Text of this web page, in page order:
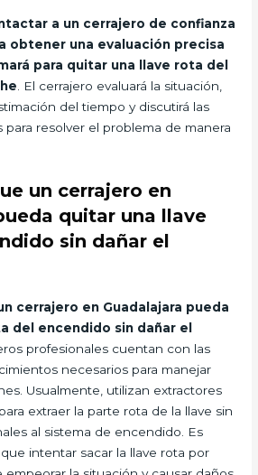
a un cerrajero de confianza
obtener una evaluación precisa
para quitar una llave rota del
. El cerrajero evaluará la situación,
del tiempo y discutirá las
resolver el problema de manera
un cerrajero en
quitar una llave
sin dañar el
cerrajero en Guadalajara pueda
del encendido sin dañar el
profesionales cuentan con las
necesarios para manejar
Usualmente, utilizan extractores
extraer la parte rota de la llave sin
al sistema de encendido. Es
intentar sacar la llave rota por